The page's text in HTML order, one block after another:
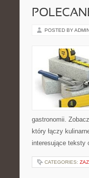
POSTED BY
gastronomii.
który łączy
interesujące
CATEGORIES: